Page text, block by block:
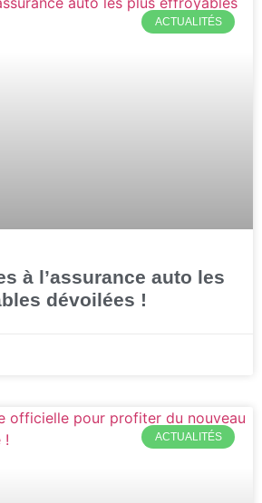
ACTUALITÉS
à l’assurance auto les
dévoilées !
ACTUALITÉS